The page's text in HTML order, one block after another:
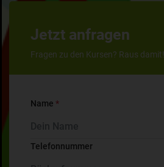
Jetzt anfragen
Fragen zu den Kursen? Raus damit!
Name *
Telefonnummer